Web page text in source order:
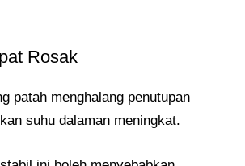
Rosak
patah menghalang penutupan
suhu dalaman meningkat.